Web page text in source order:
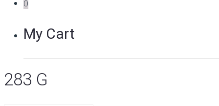
0
My Cart
283 G